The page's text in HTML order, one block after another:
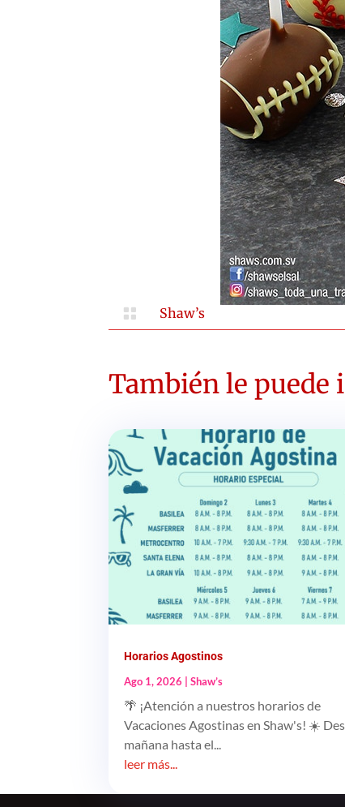
 Shaw’s
También le puede
Horarios Agostinos
Ago 1, 2026 |Shaw’s
🌴 ¡Atención a nuestros horarios de
Vacaciones Agostinas en Shaw's! ☀️
mañana hasta el...
leer más...